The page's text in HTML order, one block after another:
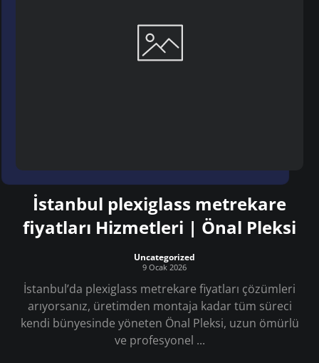
İstanbul plexiglass metrekare
fiyatları Hizmetleri | Önal Pleksi
Uncategorized
9 Ocak 2026
İstanbul’da plexiglass metrekare fiyatları çözümleri
arıyorsanız, üretimden montaja kadar tüm süreci
kendi bünyesinde yöneten Önal Pleksi, uzun ömürlü
ve profesyonel ...